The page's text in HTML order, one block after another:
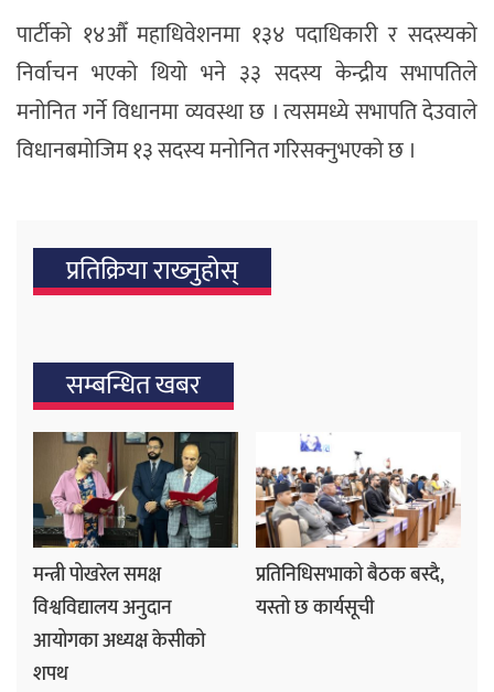
पार्टीको १४औँ महाधिवेशनमा १३४ पदाधिकारी र सदस्यको
निर्वाचन भएको थियो भने ३३ सदस्य केन्द्रीय सभापतिले
मनोनित गर्ने विधानमा व्यवस्था छ । त्यसमध्ये सभापति देउवाले
विधानबमोजिम १३ सदस्य मनोनित गरिसक्नुभएको छ ।
प्रतिक्रिया राख्‍नुहोस्
सम्बन्धित खबर
मन्त्री पोखरेल समक्ष
विश्वविद्यालय अनुदान
आयोगका अध्यक्ष केसीको
शपथ
प्रतिनिधिसभाको बैठक बस्दै,
यस्तो छ कार्यसूची